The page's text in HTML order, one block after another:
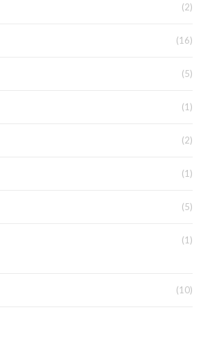
(2)
(16)
(5)
(1)
(2)
(1)
(5)
(1)
(10)